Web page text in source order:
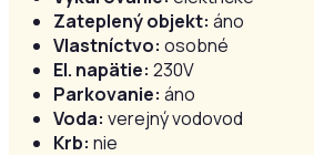
Zateplený objekt: áno
Vlastníctvo: osobné
El. napätie: 230V
Parkovanie: áno
Voda: verejný vodovod
Krb: nie